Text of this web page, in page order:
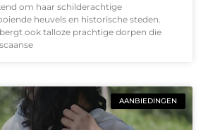
om haar schilderachtige
heuvels en historische steden.
ook talloze prachtige dorpen die
AANBIEDINGEN